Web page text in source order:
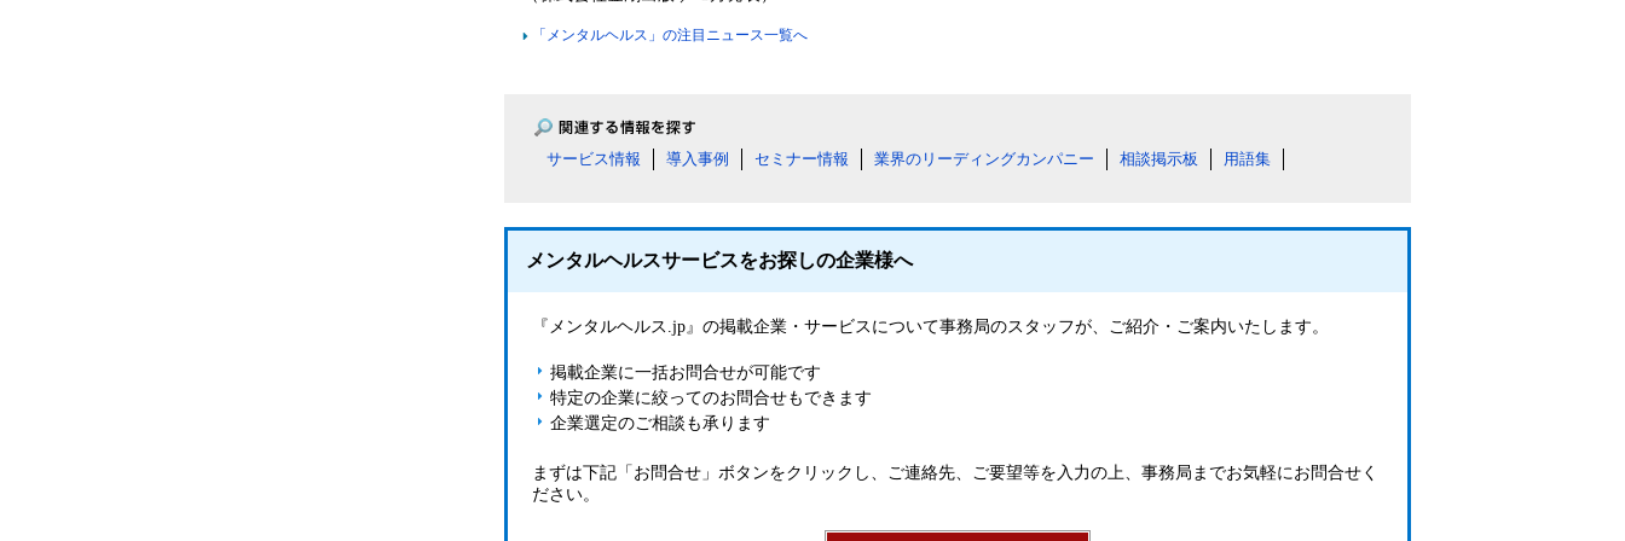
「メンタルヘルス」の注目ニュース一覧へ
サービス情報 導入事例 セミナー情報 業界のリーディングカンパニー 相談掲示板 用語集
メンタルヘルスサービスをお探しの企業様へ
『メンタルヘルス.jp』の掲載企業・サービスについて事務局のスタッフが、ご紹介・ご案内いたします。
掲載企業に一括お問合せが可能です
特定の企業に絞ってのお問合せもできます
企業選定のご相談も承ります
まずは下記「お問合せ」ボタンをクリックし、ご連絡先、ご要望等を入力の上、事務局までお気軽にお問合せく
ださい。